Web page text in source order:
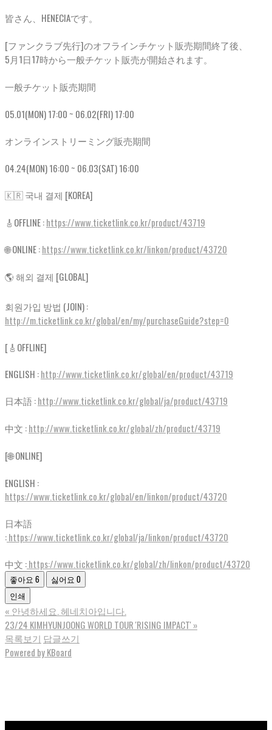
皆さん、HENECIAです。
[ファンクラブ先行]のオフラインチケット販売期間終了後、
5月1日17時から一般チケット販売が開始されます。
一般チケット販売期間
05.01(MON) 17:00 ~ 06.02(FRI) 17:00
オンラインストリーミング販売期間
04.24(MON) 16:00 ~ 06.03(SAT) 16:00
🇰🇷 국내 결제 [KOREA]
🎸OFFLINE :https://www.ticketlink.co.kr/product/43719
🌐 ONLINE :https://www.ticketlink.co.kr/linkon/product/43720
🌎 해외 결제 [GLOBAL]
회원가입 방법 (JOIN) :
http://m.ticketlink.co.kr/global/en/my/purchaseGuide?step=0
[🎸OFFLINE]
ENGLISH :http://www.ticketlink.co.kr/global/en/product/43719
日本語 :http://www.ticketlink.co.kr/global/ja/product/43719
中文 :http://www.ticketlink.co.kr/global/zh/product/43719
[🌐 ONLINE]
ENGLISH :
https://www.ticketlink.co.kr/global/en/linkon/product/43720
日本語
:https://www.ticketlink.co.kr/global/ja/linkon/product/43720
中文 :https://www.ticketlink.co.kr/global/zh/linkon/product/43720
좋아요 6 싫어요 0
인쇄
« 안녕하세요. 헤네치아입니다.
23/24 KIMHYUNJOONG WORLD TOUR 'RISING IMPACT'»
목록보기 답글쓰기
Powered by KBoard